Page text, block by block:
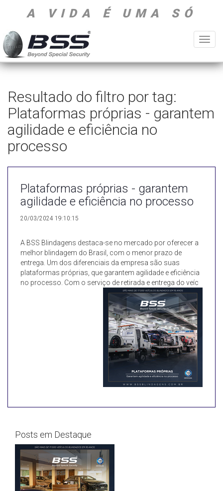
A VIDA É UMA SÓ
Resultado do filtro por tag:
Plataformas próprias - garantem
agilidade e eficiência no
processo
Plataformas próprias - garantem
agilidade e eficiência no processo
20/03/2024 19:10:15
A BSS Blindagens destaca-se no mercado por oferecer a
melhor blindagem do Brasil, com o menor prazo de
entrega. Um dos diferenciais da empresa são suas
plataformas próprias, que garantem agilidade e eficiência
no processo. Com o serviço de retirada e entrega do veíc
Posts em Destaque